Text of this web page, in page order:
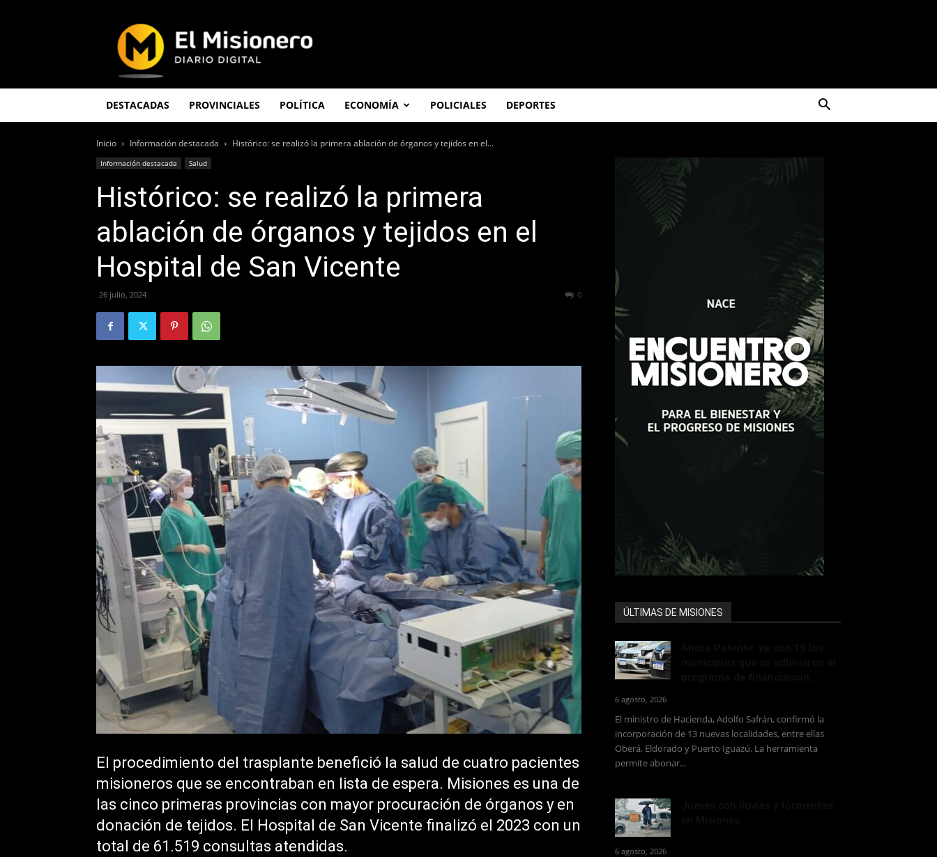
Misionero
DESTACADAS PROVINCIALES POLÍTICA ECONOMÍA POLICIALES DEPORTES
Inicio Información destacada Histórico: se realizó la primera ablación de órganos y tejidos en el...
Información destacada Salud
Histórico: se realizó la primera
ablación de órganos y tejidos en el
Hospital de San Vicente
26 julio, 2024 0
El procedimiento del trasplante benefició la salud de cuatro pacientes
misioneros que se encontraban en lista de espera. Misiones es una de
las cinco primeras provincias con mayor procuración de órganos y en
donación de tejidos. El Hospital de San Vicente finalizó el 2023 con un
total de 61.519 consultas atendidas.
ÚLTIMAS DE MISIONES
6 agosto, 2026
El ministro de Hacienda, Adolfo Safrán, confirmó la
incorporación de 13 nuevas localidades, entre ellas
Oberá, Eldorado y Puerto Iguazú. La herramienta
permite abonar...
6 agosto, 2026